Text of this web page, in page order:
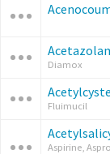
Diamox
Fluimucil
Aspirine,